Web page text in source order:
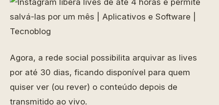
Agora, a rede social possibilita arquivar as lives
por até 30 dias, ficando disponível para quem
quiser ver (ou rever) o conteúdo depois de
transmitido ao vivo.